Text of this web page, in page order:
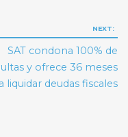
NEXT:
SAT condona 100% de
y ofrece 36 meses
liquidar deudas fiscales